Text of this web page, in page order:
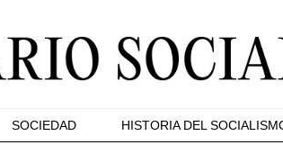
SOCIEDAD HISTORIA DEL